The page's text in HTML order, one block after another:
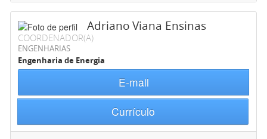
Adriano Viana Ensinas
COORDENADOR(A)
ENGENHARIAS
Engenharia de Energia
E-mail
Currículo